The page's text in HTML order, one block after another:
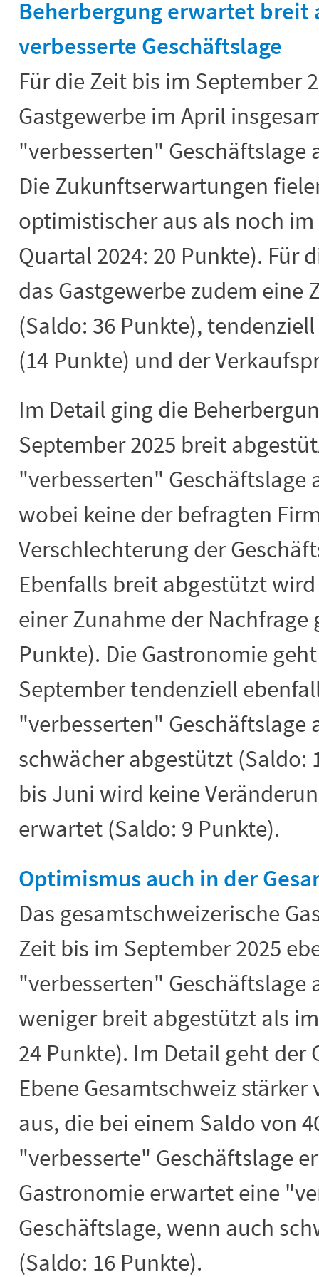
Beherbergung erwartet breit
verbesserte Geschäftslage
Für die Zeit bis im September
Gastgewerbe im April
"verbesserten" Geschäftslage
Die Zukunftserwartungen
optimistischer aus als noch
Quartal 2024: 20 Punkte). Für
das Gastgewerbe zudem eine
(Saldo: 36 Punkte),
(14 Punkte) und der
Im Detail ging die
September 2025 breit
"verbesserten" Geschäftslage
wobei keine der befragten
Verschlechterung der
Ebenfalls breit abgestützt
einer Zunahme der Nachfrage
Punkte). Die Gastronomie
September tendenziell
"verbesserten"
schwächer abgestützt (Saldo:
bis Juni wird keine
erwartet (Saldo: 9 Punkte).
Optimismus auch in der
Das gesamtschweizerische
Zeit bis im September 2025
"verbesserten" Geschäftslage
weniger breit abgestützt als
24 Punkte). Im Detail geht
Ebene Gesamtschweiz
aus, die bei einem Saldo von
"verbesserte" Geschäftslage
Gastronomie erwartet eine
Geschäftslage, wenn auch
(Saldo: 16 Punkte).